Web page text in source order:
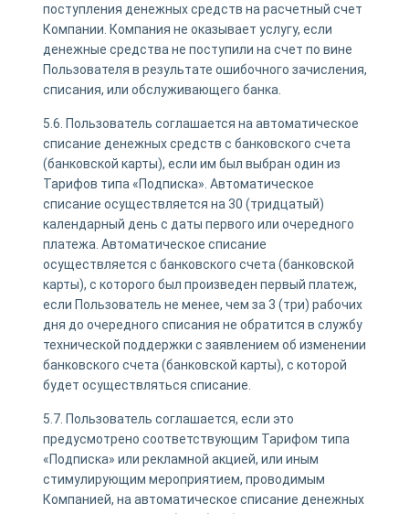
поступления денежных средств на расчетный счет
Компании. Компания не оказывает услугу, если
денежные средства не поступили на счет по вине
Пользователя в результате ошибочного зачисления,
списания, или обслуживающего банка.
5.6. Пользователь соглашается на автоматическое
списание денежных средств с банковского счета
(банковской карты), если им был выбран один из
Тарифов типа «Подписка». Автоматическое
списание осуществляется на 30 (тридцатый)
календарный день с даты первого или очередного
платежа. Автоматическое списание
осуществляется с банковского счета (банковской
карты), с которого был произведен первый платеж,
если Пользователь не менее, чем за 3 (три) рабочих
дня до очередного списания не обратится в службу
технической поддержки с заявлением об изменении
банковского счета (банковской карты), с которой
будет осуществляться списание.
5.7. Пользователь соглашается, если это
предусмотрено соответствующим Тарифом типа
«Подписка» или рекламной акцией, или иным
стимулирующим мероприятием, проводимым
Компанией, на автоматическое списание денежных